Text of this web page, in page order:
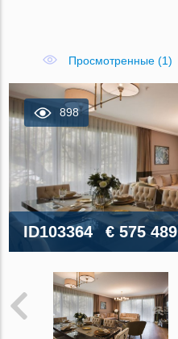
Просмотренные (1)
898
ID103364 € 575 489